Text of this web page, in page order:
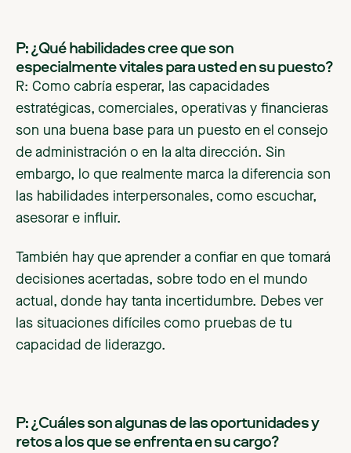
P: ¿Qué habilidades cree que son
especialmente vitales para usted en su puesto?
R: Como cabría esperar, las capacidades
estratégicas, comerciales, operativas y financieras
son una buena base para un puesto en el consejo
de administración o en la alta dirección. Sin
embargo, lo que realmente marca la diferencia son
las habilidades interpersonales, como escuchar,
asesorar e influir.
También hay que aprender a confiar en que tomará
decisiones acertadas, sobre todo en el mundo
actual, donde hay tanta incertidumbre. Debes ver
las situaciones difíciles como pruebas de tu
capacidad de liderazgo.
P: ¿Cuáles son algunas de las oportunidades y
retos a los que se enfrenta en su cargo?